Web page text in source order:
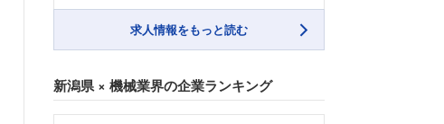
求人情報をもっと読む
新潟県× 機械業界の企業ランキング